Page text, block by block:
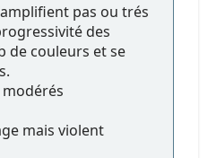
pas ou trés
des
de couleurs et se
modérés
mais violent